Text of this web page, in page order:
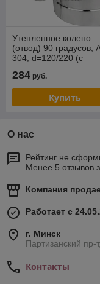
Утепленное колено
(отвод) 90 градусов,
304, d=120/220 (с
утеплителем)
284 руб.
Купить
О нас
Рейтинг не
Менее 5 отзывов
Компания
Работает с
г. Минск
Партизанский
Контакты